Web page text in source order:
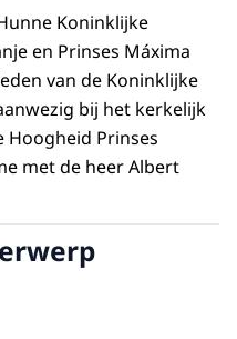
Koninklijke
en Prinses Máxima
van de Koninklijke
bij het kerkelijk
Hoogheid Prinses
met de heer Albert